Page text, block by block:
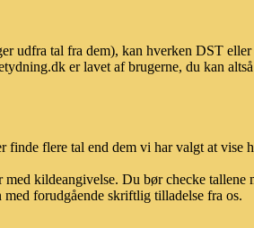
udfra tal fra dem), kan hverken DST eller
er lavet af brugerne, du kan
finde flere tal end dem vi har valgt at vise
kildeangivelse. Du bør checke tallene
forudgående skriftlig tilladelse fra os.